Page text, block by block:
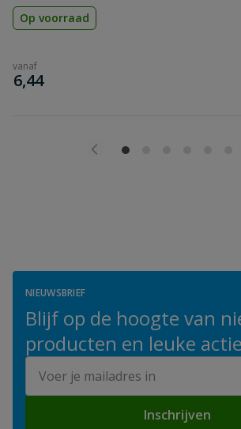
Op voorraad
vanaf
€
6,44
NIEUWSBRIEF
Blijf op de hoogte van
producten en leuke
Inschrijven